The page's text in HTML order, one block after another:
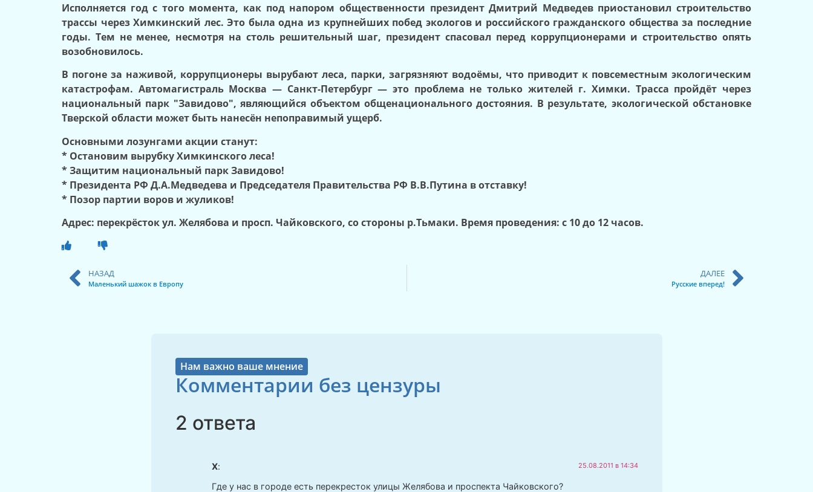
Исполняется год с того момента, как под напором общественности президент Дмитрий Медведев приостановил строительство
трассы через Химкинский лес. Это была одна из крупнейших побед экологов и российского гражданского общества за последние
годы. Тем не менее, несмотря на столь решительный шаг, президент спасовал перед коррупционерами и строительство опять
возобновилось.
В погоне за наживой, коррупционеры вырубают леса, парки, загрязняют водоёмы, что приводит к повсеместным экологическим
катастрофам. Автомагистраль Москва — Санкт-Петербург — это проблема не только жителей г. Химки. Трасса пройдёт через
национальный парк "Завидово", являющийся объектом общенационального достояния. В результате, экологической обстановке
Тверской области может быть нанесён непоправимый ущерб.
Основными лозунгами акции станут:
* Остановим вырубку Химкинского леса!
* Защитим национальный парк Завидово!
* Президента РФ Д.А.Медведева и Председателя Правительства РФ В.В.Путина в отставку!
* Позор партии воров и жуликов!
Адрес: перекрёсток ул. Желябова и просп. Чайковского, со стороны р.Тьмаки. Время проведения: с 10 до 12 часов.
НАЗАД
Маленький шажок в Европу
ДАЛЕЕ
Русские вперед!
Нам важно ваше мнение
Комментарии без цензуры
2 ответа
Х: 25.08.2011 в 14:34
Где у нас в городе есть перекресток улицы Желябова и проспекта Чайковского?